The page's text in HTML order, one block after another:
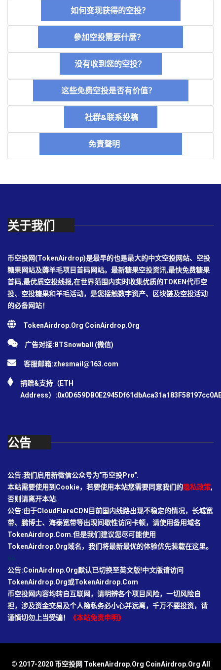
如何变现获得的空投？
參加空投需要什麼？
没有收到您的空投？
这些免费空投是否有价值？
社群&联系投稿
免責聲明
关于我们
币空投网(TokenAirdrop)是最早的也是最大的中文空投网站、空投
糖果网站及薅羊毛项目首码网站。最新糖果空投资讯,最快免费糖果
首码,最优质空投线报,在世界范围内实时收集优质的TOKEN代币空
投、空投糖果和羊毛活动，是您接触数字资产、区块链及空投活动
的必备网站！
TokenAirdrop.Org CoinAirdrop.Org
广告对接:BTSnowball (微信)
客服邮箱:zhesmail@163.com
捐赠&支持（ETH
Address）
公告
公告:我们启用新微信公众号为"币空投Pro".
本站需要使用到Cookie，若要使用本站您需要同意我们的隐私政策,
否则请离开本站.
公告:由于CloudFlareCDN目前国内线路出现不稳定的情况，长城宽
带、鹏博士、海泰宽带等出现间歇性访问卡顿，请使用备用域名
TokenAirdrop.Com.但是我们建议您尽可能使用
TokenAirdrop.Org域名，我们将最新最优的体验优先装载在这里。
公告:CoinAirdrop.Org默认已切换至英文版!中文版请访问
TokenAirdrop.Org或TokenAirdrop.Com
币空投网内容均转自互联网，请明辨各个项目风险，一切风险自
担，涉及资金交易及个人隐私务必小心并远离，千万不要投资，请
谨慎切勿上当受骗！
《本站免责申明》
© 2017-2020 币空投网 TokenAirdrop.Org CoinAirdrop.Org All